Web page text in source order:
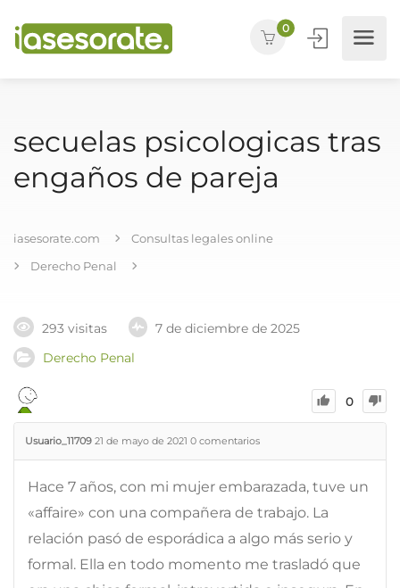
0
secuelas psicologicas tras
engaños de pareja
iasesorate.com
Consultas legales online
Derecho Penal
293 visitas
7 de diciembre de 2025
Derecho Penal
0
Usuario_11709 21 de mayo de 2021 0 comentarios
Hace 7 años, con mi mujer embarazada, tuve un
«affaire» con una compañera de trabajo. La
relación pasó de esporádica a algo más serio y
formal. Ella en todo momento me trasladó que